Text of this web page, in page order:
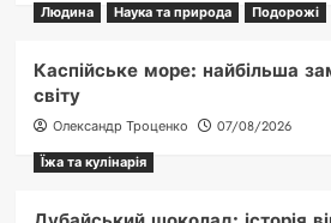
Людина
Наука та природа Подорожі
Каспійське море: найбільша
світу
Олександр Троценко
07/08/2026
Їжа та кулінарія